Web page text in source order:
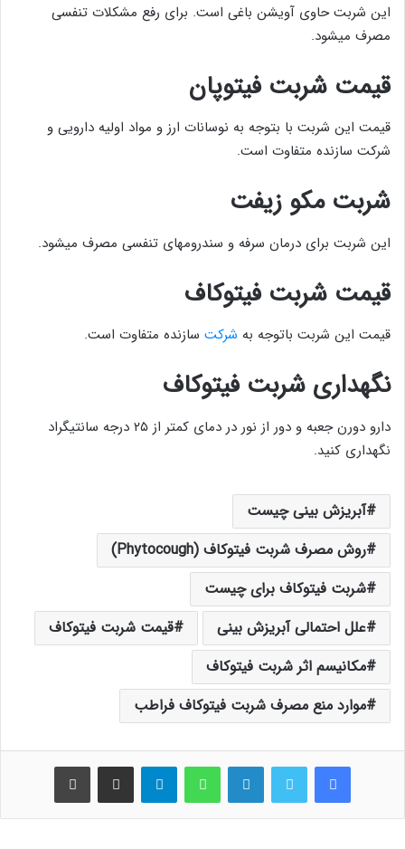
این شربت حاوی آویشن باغی است. برای رفع مشکلات تنفسی
مصرف میشود.
قیمت شربت فیتوپان
قیمت این شربت با بتوجه به نوسانات ارز و مواد اولیه دارویی و
شرکت سازنده متفاوت است.
شربت مکو زیفت
این شربت برای درمان سرفه و سندرومهای تنفسی مصرف میشود.
قیمت شربت فیتوکاف
قیمت این شربت باتوجه به شرکت سازنده متفاوت است.
نگهداری شربت فیتوکاف
دارو دورن جعبه و دور از نور در دمای کمتر از ۲۵ درجه سانتیگراد
نگهداری کنید.
آبریزش بینی چیست
روش مصرف شربت فیتوکاف (Phytocough)
شربت فیتوکاف برای چیست
علل احتمالی آبریزش بینی
قیمت شربت فیتوکاف
مکانیسم اثر شربت فیتوکاف
موارد منع مصرف شربت فیتوکاف فراطب
فیس بوک لینکدین واتس آپ اشتراک گذاری از طریق ایمیل